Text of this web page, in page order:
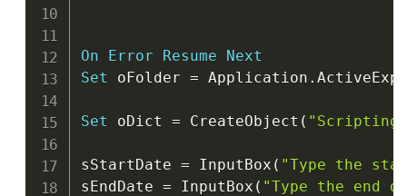
On Error Resume
Next
Set oFolder = Application .
Set oDict = CreateObject (
sStartDate = InputBox ( "Type the
sEndDate = InputBox ( "Type the end